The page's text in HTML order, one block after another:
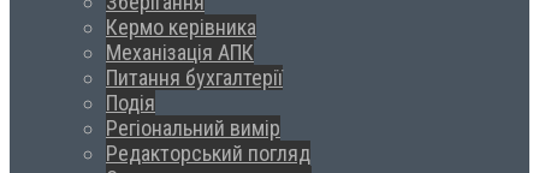
Кермо керівника
Механізація АПК
Питання бухгалтерії
Подія
Регіональний вимір
Редакторський погляд